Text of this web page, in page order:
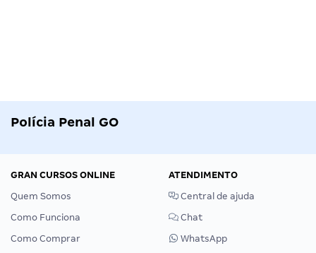
Polícia Penal GO
GRAN CURSOS ONLINE
Quem Somos
Como Funciona
Como Comprar
ATENDIMENTO
Central de ajuda
Chat
WhatsApp